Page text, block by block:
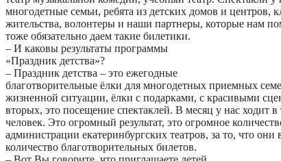
многодетные семьи, ребята из детских домов и центров,
жительства, волонтеры и наши партнеры, которые нам
тоже обязательно даем такие билетики.
– И каковы результаты программы
«Праздник детства»?
– Праздник детства – это ежегодные
благотворительные ёлки для многодетных приемных
жизненной ситуации, ёлки с подарками, с красивыми
вторых, это посещение спектаклей. В месяц у нас ходит в
человек. Это огромный результат, это огромное
администрации екатеринбургских театров, за то, что
количество благотворительных билетов.